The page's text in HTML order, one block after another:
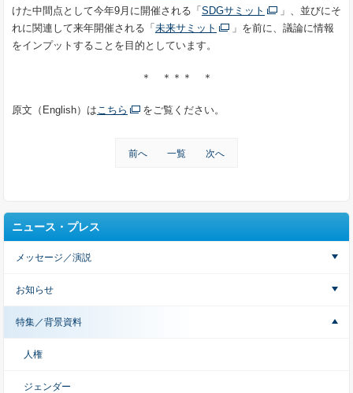
けた中間点として今年9月に開催される「 SDGサミット
」、並びにそ
れに関連して来年開催される「 未来サミット
」を前に、議論に情報
をインプットすることを目的としています。
＊ ＊＊＊ ＊
原文（English）は こちら をご覧ください。
前へ 一覧 次へ
ニュース・プレス
メッセージ／演説
お知らせ
特集／背景資料
人権
ジェンダー